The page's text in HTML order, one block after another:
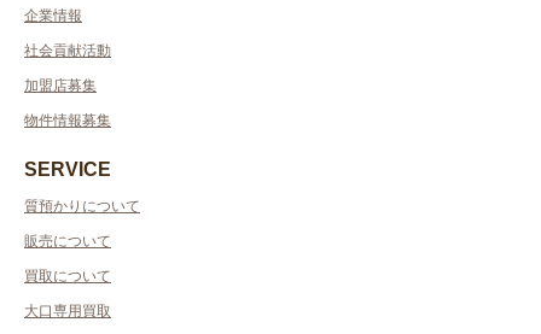
企業情報
社会貢献活動
加盟店募集
物件情報募集
SERVICE
質預かりについて
販売について
買取について
大口専用買取